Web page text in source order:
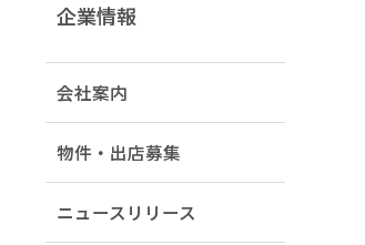
企業情報
会社案内
物件・出店募集
ニュースリリース